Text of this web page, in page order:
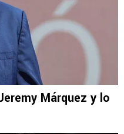
Márquez y lo